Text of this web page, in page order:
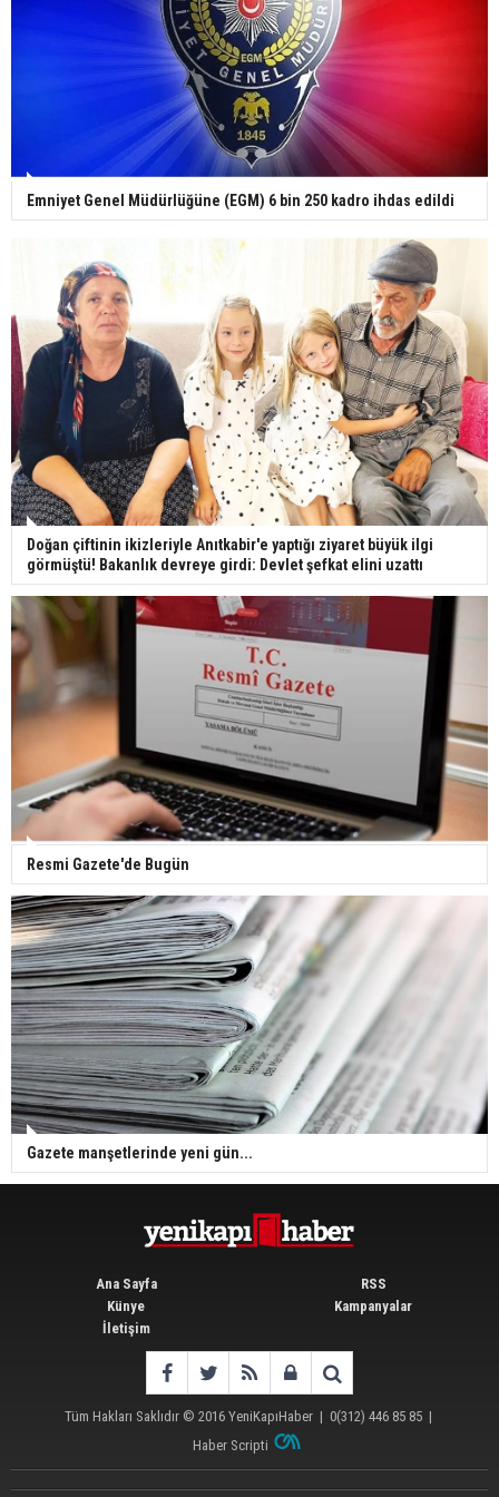
Gazze'deki Sağlık Bakanlığı duyurdu: Vahşetin
pençesinde 2 salgın vaka tespit edildi
Emniyet Genel Müdürlüğüne (EGM) 6 bin 250 kadro ihdas edildi
Doğan çiftinin ikizleriyle Anıtkabir'e yaptığı ziyaret büyük ilgi
görmüştü! Bakanlık devreye girdi: Devlet şefkat elini uzattı
Resmi Gazete'de Bugün
Gazete manşetlerinde yeni gün...
Ana Sayfa
Künye
İletişim
RSS
Kampanyalar
Tüm Hakları Saklıdır © 2016 YeniKapıHaber| 0(312) 446 85 85|
Haber Scripti